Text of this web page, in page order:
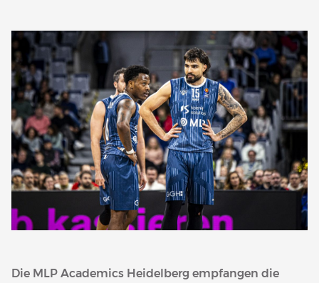
Die MLP Academics Heidelberg empfangen die